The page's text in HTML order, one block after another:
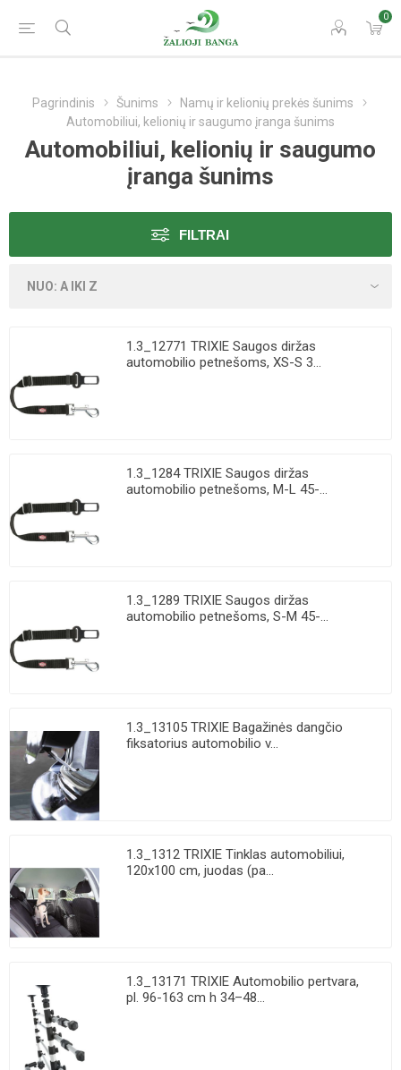
0
Pagrindinis Šunims
Namų ir kelionių prekės šunims
Automobiliui, kelionių ir saugumo įranga šunims
Automobiliui, kelionių ir saugumo
įranga šunims
FILTRAI
1.3_12771 TRIXIE Saugos diržas
automobilio petnešoms, XS-S 3...
1.3_1284 TRIXIE Saugos diržas
automobilio petnešoms, M-L 45-...
1.3_1289 TRIXIE Saugos diržas
automobilio petnešoms, S-M 45-...
1.3_13105 TRIXIE Bagažinės dangčio
fiksatorius automobilio v...
1.3_1312 TRIXIE Tinklas automobiliui,
120x100 cm, juodas (pa...
1.3_13171 TRIXIE Automobilio pertvara,
pl. 96-163 cm h 34–48...